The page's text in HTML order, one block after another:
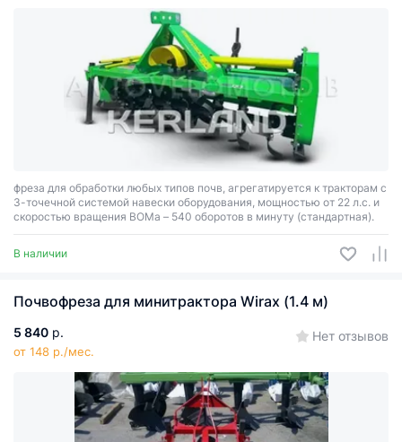
фреза для обработки любых типов почв, агрегатируется к тракторам с
3-точечной системой навески оборудования, мощностью от 22 л.с. и
скоростью вращения ВОМа – 540 оборотов в минуту (стандартная).
В наличии
Почвофреза для минитрактора Wirax (1.4 м)
5 840 р.
от 148 р./мес.
Нет отзывов